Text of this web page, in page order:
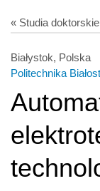
« Studia
Białystok, Polska
Politechnika